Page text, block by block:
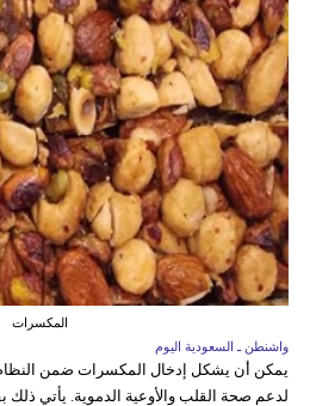
المكسرات
واشنطن ـ السعودية اليوم
يمكن أن يشكل إدخال المكسرات ضمن
لدعم صحة القلب والأوعية الدموية. يأتي